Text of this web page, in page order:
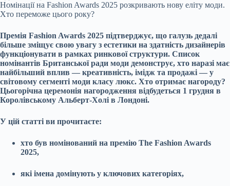
Номінації на Fashion Awards 2025 розкривають нову еліту моди.
Хто переможе цього року?
Премія Fashion Awards 2025 підтверджує, що галузь дедалі
більше зміщує свою увагу з естетики на здатність дизайнерів
функціонувати в рамках ринкової структури. Список
номінантів Британської ради моди демонструє, хто наразі має
найбільший вплив — креативність, імідж та продажі — у
світовому сегменті моди класу люкс. Хто отримає нагороду?
Цьогорічна церемонія нагородження відбудеться 1 грудня в
Королівському Альберт-Холі в Лондоні.
У цій статті ви прочитаєте:
хто був номінований на премію The Fashion Awards
2025,
які імена домінують у ключових категоріях,